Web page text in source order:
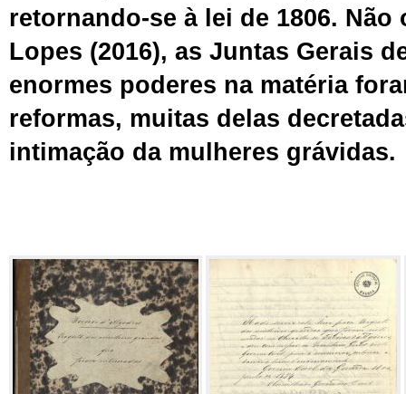
retornando-se à lei de 1806.
Lopes (2016), as Juntas Gerais
enormes poderes na matéria
reformas, muitas delas
intimação da mulheres grávidas.